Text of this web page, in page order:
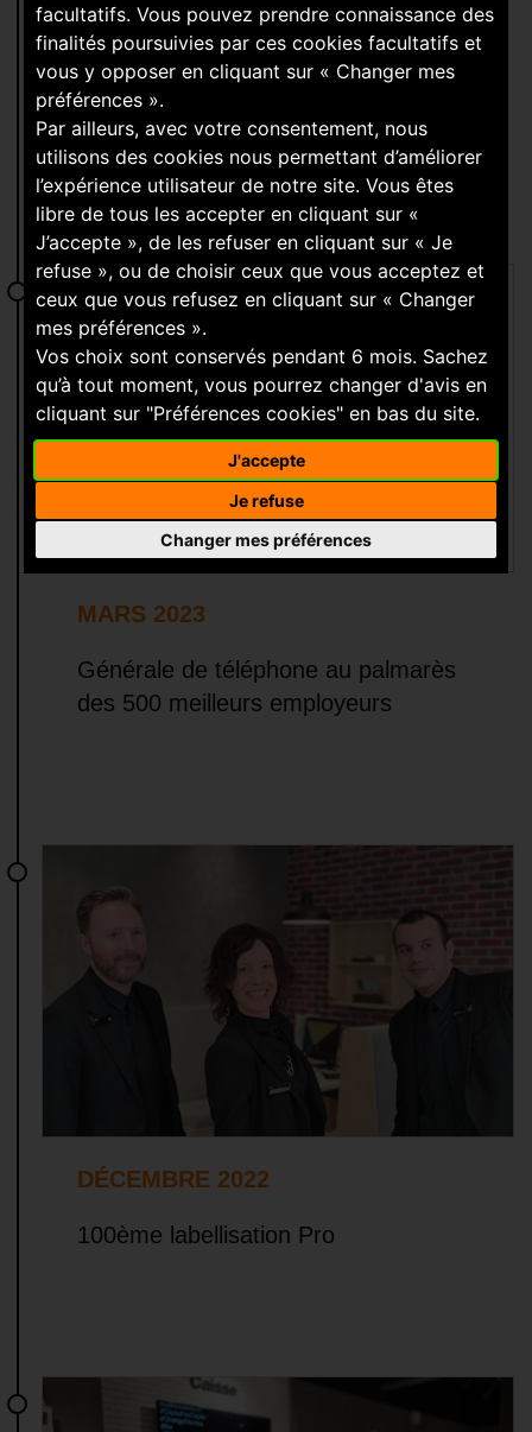
facultatifs. Vous pouvez prendre connaissance des
finalités poursuivies par ces cookies facultatifs et
vous y opposer en cliquant sur « Changer mes
préférences ».
Par ailleurs, avec votre consentement, nous
utilisons des cookies nous permettant d’améliorer
l’expérience utilisateur de notre site. Vous êtes
libre de tous les accepter en cliquant sur «
J’accepte », de les refuser en cliquant sur « Je
refuse », ou de choisir ceux que vous acceptez et
ceux que vous refusez en cliquant sur « Changer
mes préférences ».
Vos choix sont conservés pendant 6 mois. Sachez
qu’à tout moment, vous pourrez changer d'avis en
cliquant sur "Préférences cookies" en bas du site.
J'accepte
Je refuse
Changer mes préférences
NOVEMBRE 2023
Générale de téléphone devient
Orange Store
MARS 2023
Générale de téléphone au palmarès
des 500 meilleurs employeurs
DÉCEMBRE 2022
100ème labellisation Pro